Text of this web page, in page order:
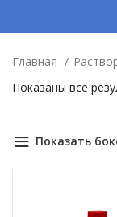
Главная
Показаны все
Показать